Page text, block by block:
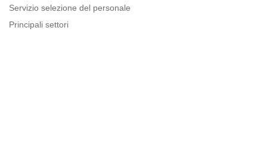
Servizio selezione del personale
Principali settori